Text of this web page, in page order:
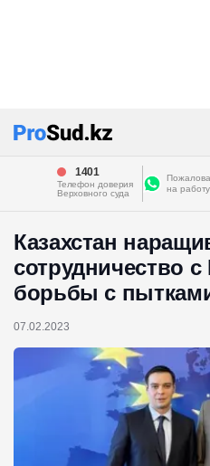
1401
Телефон доверия
Верховного суда
на
Казахстан
сотрудничество
борьбы с
07.02.2023